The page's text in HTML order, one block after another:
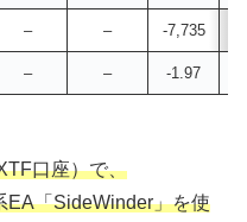
– – -7,735
– – -1.97
口座）で、
EA「SideWinder」を使